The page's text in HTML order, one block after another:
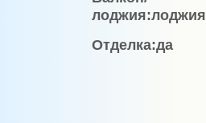
лоджия:лоджия
Отделка:да